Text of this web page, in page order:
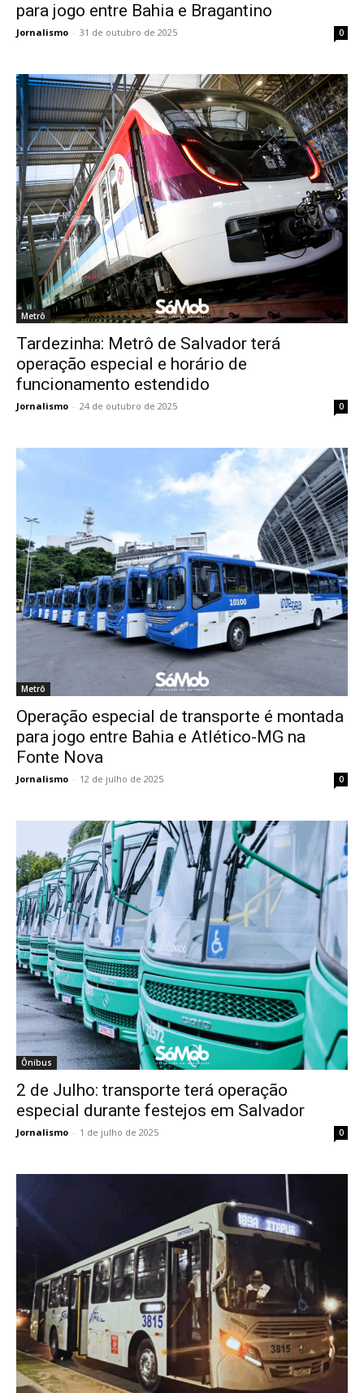
para jogo entre Bahia e Bragantino
Jornalismo - 31 de outubro de 2025 0
Metrô
Tardezinha: Metrô de Salvador terá
operação especial e horário de
funcionamento estendido
Jornalismo - 24 de outubro de 2025 0
Metrô
Operação especial de transporte é montada
para jogo entre Bahia e Atlético-MG na
Fonte Nova
Jornalismo - 12 de julho de 2025 0
Ônibus
2 de Julho: transporte terá operação
especial durante festejos em Salvador
Jornalismo - 1 de julho de 2025 0